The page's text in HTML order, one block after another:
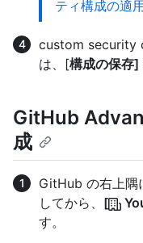
ティ構成の適
custom security
は、[構成の保存]
GitHub
成
GitHub の右上隅
してから、 [
す。